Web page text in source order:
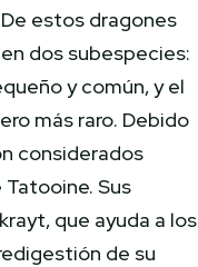
estos dragones
dos subespecies:
y común, y el
más raro. Debido
considerados
Sus
que ayuda a los
de su